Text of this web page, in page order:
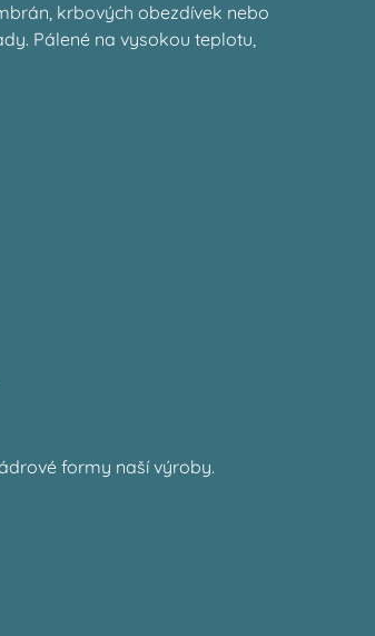
krbových obezdívek nebo
Pálené na vysokou teplotu,
formy naší výroby.